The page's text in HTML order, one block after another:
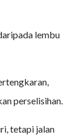
lembu
perselisihan.
tetapi jalan